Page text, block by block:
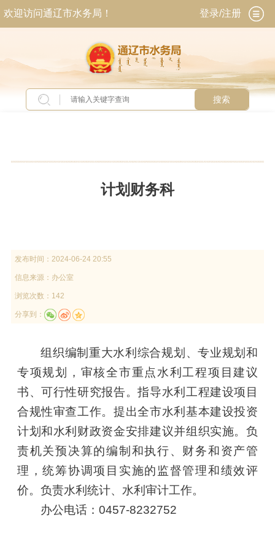
欢迎访问通辽市水务局！ 登录/注册
搜索
当前位置：首页>政务公开>政府信息公开>法
计划财务科
发布时间： 2024-06-24 20:55
信息来源： 办公室
浏览次数：142
分享到：
组织编制重大水利综合规划、专业规划和
专项规划，审核全市重点水利工程项目建议
书、可行性研究报告。指导水利工程建设项目
合规性审查工作。提出全市水利基本建设投资
计划和水利财政资金安排建议并组织实施。负
责机关预决算的编制和执行、财务和资产管
理，统筹协调项目实施的监督管理和绩效评
价。负责水利统计、水利审计工作。
办公电话：0457-8232752